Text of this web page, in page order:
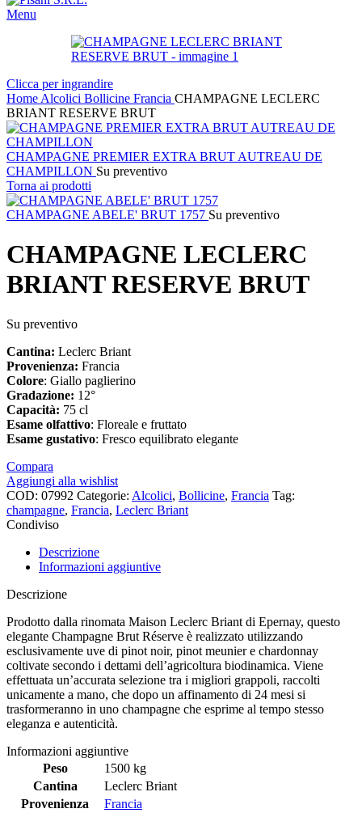
Menu
Clicca per ingrandire
Home Alcolici Bollicine Francia CHAMPAGNE LECLERC
BRIANT RESERVE BRUT
CHAMPAGNE PREMIER EXTRA BRUT AUTREAU DE
CHAMPILLON Su preventivo
Torna ai prodotti
CHAMPAGNE ABELE' BRUT 1757 Su preventivo
CHAMPAGNE LECLERC
BRIANT RESERVE BRUT
Su preventivo
Cantina: Leclerc Briant
Provenienza: Francia
Colore: Giallo paglierino
Gradazione: 12°
Capacità: 75 cl
Esame olfattivo: Floreale e fruttato
Esame gustativo: Fresco equilibrato elegante
Compara
Aggiungi alla wishlist
COD: 07992 Categorie: Alcolici, Bollicine, Francia Tag:
champagne, Francia, Leclerc Briant
Condiviso
Descrizione
Informazioni aggiuntive
Descrizione
Prodotto dalla rinomata Maison Leclerc Briant di Epernay, questo
elegante Champagne Brut Réserve è realizzato utilizzando
esclusivamente uve di pinot noir, pinot meunier e chardonnay
coltivate secondo i dettami dell’agricoltura biodinamica. Viene
effettuata un’accurata selezione tra i migliori grappoli, raccolti
unicamente a mano, che dopo un affinamento di 24 mesi si
trasformeranno in uno champagne che esprime al tempo stesso
eleganza e autenticità.
Informazioni aggiuntive
Peso
1500 kg
Cantina
Leclerc Briant
Provenienza
Francia